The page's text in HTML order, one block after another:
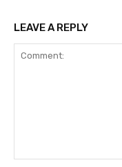
LEAVE A REPLY